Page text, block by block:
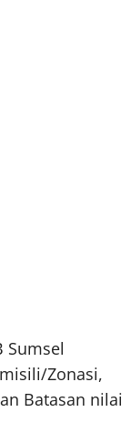
Sumsel
Zonasi,
Batasan nilai